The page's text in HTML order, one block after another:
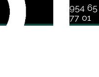
954 65
77 01